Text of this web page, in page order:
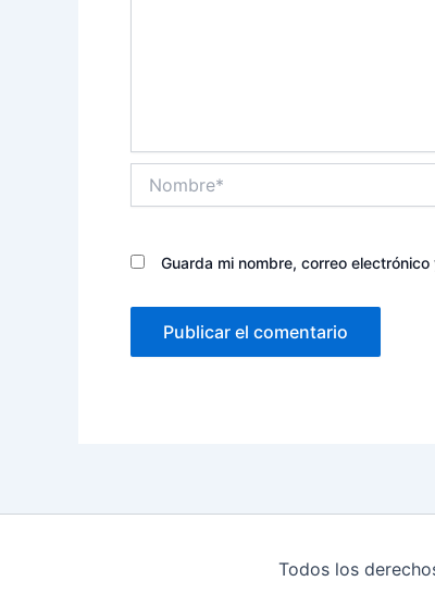
Guarda mi nombre, correo
Todos los